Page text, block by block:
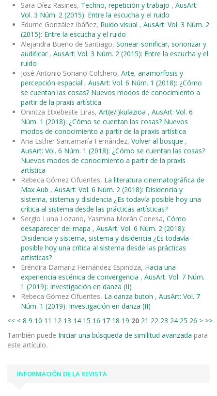
Sara Díez Rasines, Techno, repetición y trabajo , AusArt:
Vol. 3 Núm. 2 (2015): Entre la escucha y el ruido
Edurne González Ibáñez, Ruido visual , AusArt: Vol. 3 Núm. 2
(2015): Entre la escucha y el ruido
Alejandra Bueno de Santiago, Sonear-sonificar, sonorizar y
audificar , AusArt: Vol. 3 Núm. 2 (2015): Entre la escucha y el
ruido
José Antonio Soriano Colchero, Arte, anamorfosis y
percepción espacial , AusArt: Vol. 6 Núm. 1 (2018): ¿Cómo
se cuentan las cosas? Nuevos modos de conocimiento a
partir de la praxis artística
Onintza Etxebeste Liras, Art(e/i)kulazioa , AusArt: Vol. 6
Núm. 1 (2018): ¿Cómo se cuentan las cosas? Nuevos
modos de conocimiento a partir de la praxis artística
Ana Esther Santamaría Fernández, Volver al bosque ,
AusArt: Vol. 6 Núm. 1 (2018): ¿Cómo se cuentan las cosas?
Nuevos modos de conocimiento a partir de la praxis
artística
Rebeca Gómez Cifuentes, La literatura cinematográfica de
Max Aub , AusArt: Vol. 6 Núm. 2 (2018): Disidencia y
sistema, sistema y disidencia ¿Es todavía posible hoy una
crítica al sistema desde las prácticas artísticas?
Sergio Luna Lozano, Yasmina Morán Conesa, Cómo
desaparecer del mapa , AusArt: Vol. 6 Núm. 2 (2018):
Disidencia y sistema, sistema y disidencia ¿Es todavía
posible hoy una crítica al sistema desde las prácticas
artísticas?
Eréndira Damariz Hernández Espinoza, Hacia una
experiencia escénica de convergencia , AusArt: Vol. 7 Núm.
1 (2019): Investigación en danza (II)
Rebeca Gómez Cifuentes, La danza butoh , AusArt: Vol. 7
Núm. 1 (2019): Investigación en danza (II)
<< < 8 9 10 11 12 13 14 15 16 17 18 19 20 21 22 23 24 25 26 > >>
También puede Iniciar una búsqueda de similitud avanzada para
este artículo.
INFORMACIÓN DE LA REVISTA